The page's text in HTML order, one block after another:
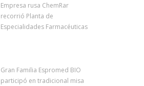
Empresa rusa ChemRar
recorrió Planta de
Especialidades Farmacéuticas
Gran Familia Espromed BIO
participó en tradicional misa